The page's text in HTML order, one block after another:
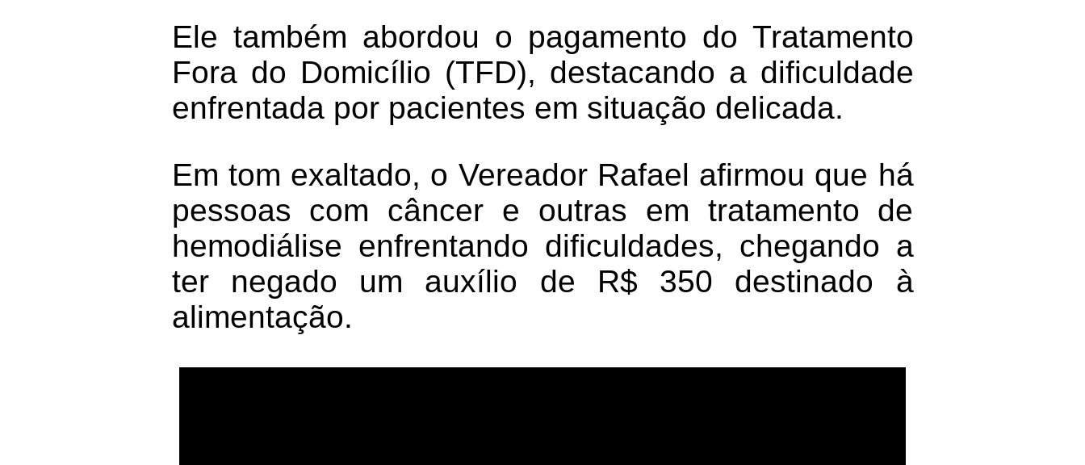
Ele também abordou o pagamento do Tratamento
Fora do Domicílio (TFD), destacando a dificuldade
enfrentada por pacientes em situação delicada.
Em tom exaltado, o Vereador Rafael afirmou que há
pessoas com câncer e outras em tratamento de
hemodiálise enfrentando dificuldades, chegando a
ter negado um auxílio de R$ 350 destinado à
alimentação.